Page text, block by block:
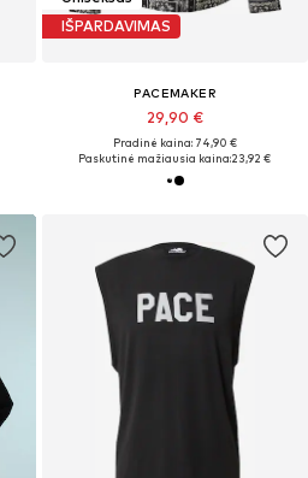
IŠPARDAVIMAS
PACEMAKER
29,90 €
Pradinė kaina: 74,90 €
Paskutinė mažiausia kaina:23,92 €